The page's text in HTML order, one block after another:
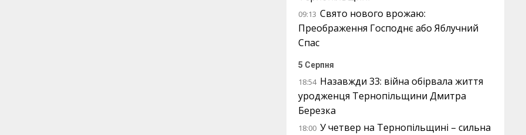
09:13 Свято нового врожаю:
Преображення Господнє або Яблучний
Спас
5 Серпня
18:54 Назавжди 33: війна обірвала життя
уродженця Тернопільщини Дмитра
Березка
18:00 У четвер на Тернопільщині – сильна